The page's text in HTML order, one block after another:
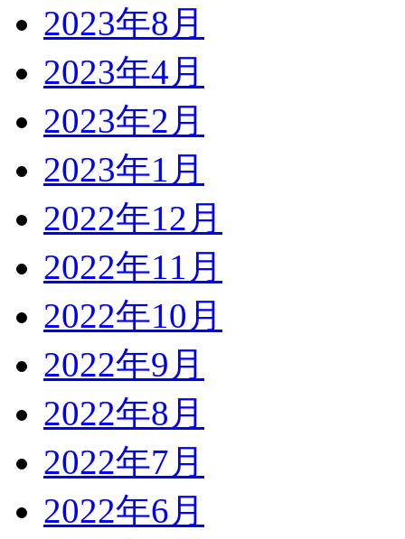
2023年8月
2023年4月
2023年2月
2023年1月
2022年12月
2022年11月
2022年10月
2022年9月
2022年8月
2022年7月
2022年6月